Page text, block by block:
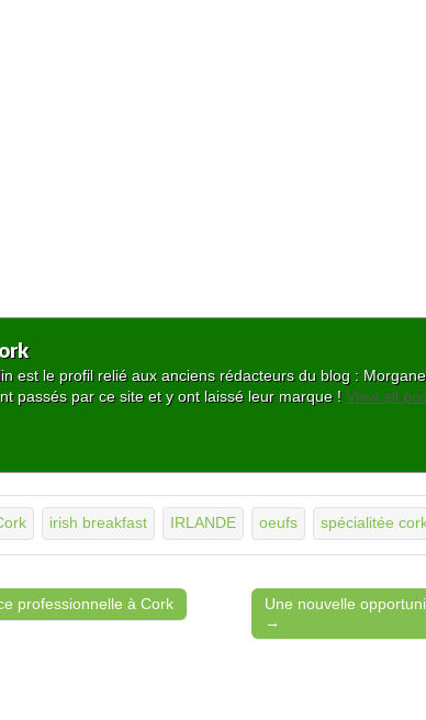
est le profil relié aux anciens rédacteurs du blog :
passés par ce site et y ont laissé leur marque ! View all
irish breakfast IRLANDE oeufs spécialitée
professionnelle à Cork
Une nouvelle
→